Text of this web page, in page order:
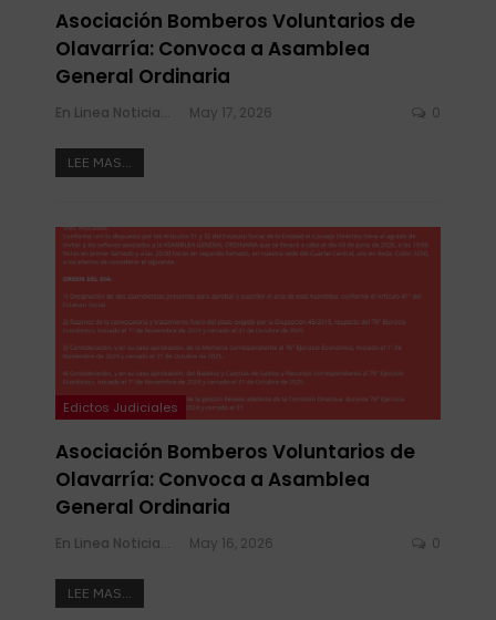
Asociación Bomberos Voluntarios de
Olavarría: Convoca a Asamblea
General Ordinaria
En Linea Noticias May 17, 2026 0
LEE MAS...
Edictos Judiciales
Asociación Bomberos Voluntarios de
Olavarría: Convoca a Asamblea
General Ordinaria
En Linea Noticias May 16, 2026 0
LEE MAS...